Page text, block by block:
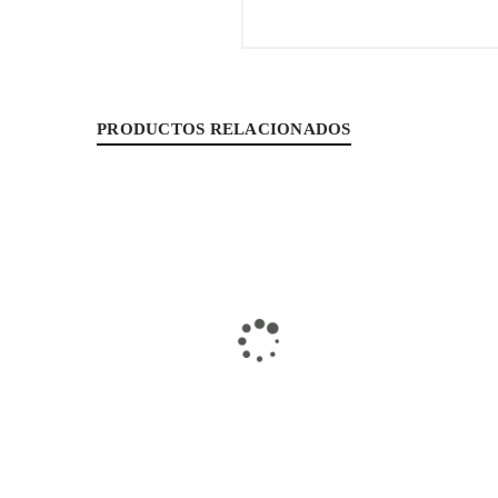
PRODUCTOS RELACIONADOS